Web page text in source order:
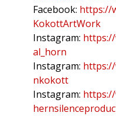
Facebook: https://
KokottArtWork
Instagram:
al_horn
Instagram:
nkokott
Instagram: